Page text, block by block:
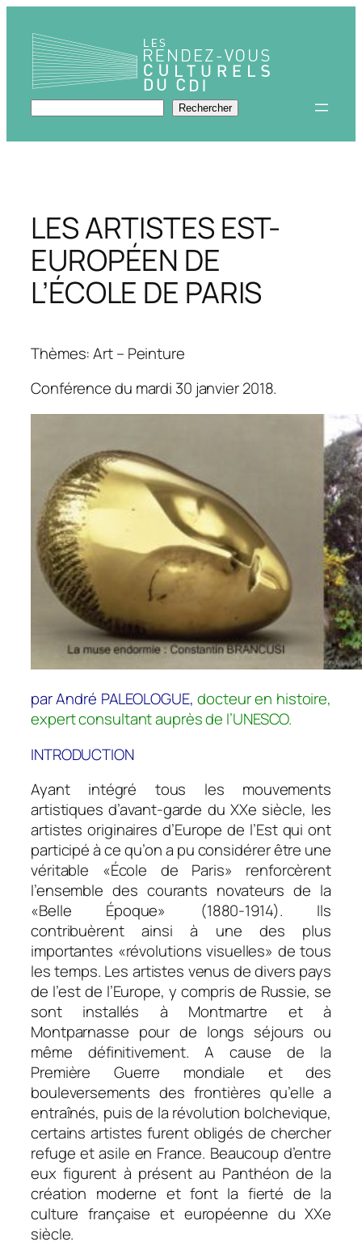
contenu
Rechercher Rechercher
LES ARTISTES EST-
EUROPÉEN DE
L’ÉCOLE DE PARIS
Thèmes: Art – Peinture
Conférence du mardi 30 janvier 2018.
par André PALEOLOGUE, docteur en histoire,
expert consultant auprès de l’UNESCO.
INTRODUCTION
Ayant intégré tous les mouvements
artistiques d’avant-garde du XXe siècle, les
artistes originaires d’Europe de l’Est qui ont
participé à ce qu’on a pu considérer être une
véritable «École de Paris» renforcèrent
l’ensemble des courants novateurs de la
«Belle Époque» (1880-1914). Ils
contribuèrent ainsi à une des plus
importantes «révolutions visuelles» de tous
les temps. Les artistes venus de divers pays
de l’est de l’Europe, y compris de Russie, se
sont installés à Montmartre et à
Montparnasse pour de longs séjours ou
même définitivement. A cause de la
Première Guerre mondiale et des
bouleversements des frontières qu’elle a
entraînés, puis de la révolution bolchevique,
certains artistes furent obligés de chercher
refuge et asile en France. Beaucoup d’entre
eux figurent à présent au Panthéon de la
création moderne et font la fierté de la
culture française et européenne du XXe
siècle.